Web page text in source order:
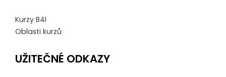
Kurzy B4I
Oblasti kurzů
UŽITEČNÉ ODKAZY